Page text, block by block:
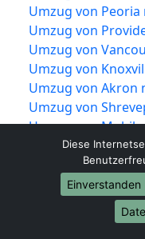
Umzug von Peoria
Umzug von
Umzug von
Umzug von
Umzug von Akron
Umzug von
Umzug von
Umzug von
Umzug von
Umzug von Fort
Diese
Einverstanden